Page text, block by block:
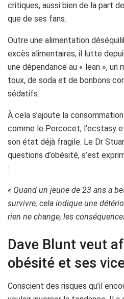
critiques, aussi bien de la part
que de ses fans.
Outre une alimentation
excès alimentaires, il lutte
une dépendance au « lean », un
toux, de soda et de bonbons
sédatifs.
À cela s’ajoute la
comme le Percocet, l’ecstasy
son état déjà fragile. Le Dr
questions d’obésité, s’est
:
« Quand un jeune de 23 ans a
survivre, cela indique une
rien ne change, les
Dave Blunt veut
obésité et ses
Conscient des risques qu’il